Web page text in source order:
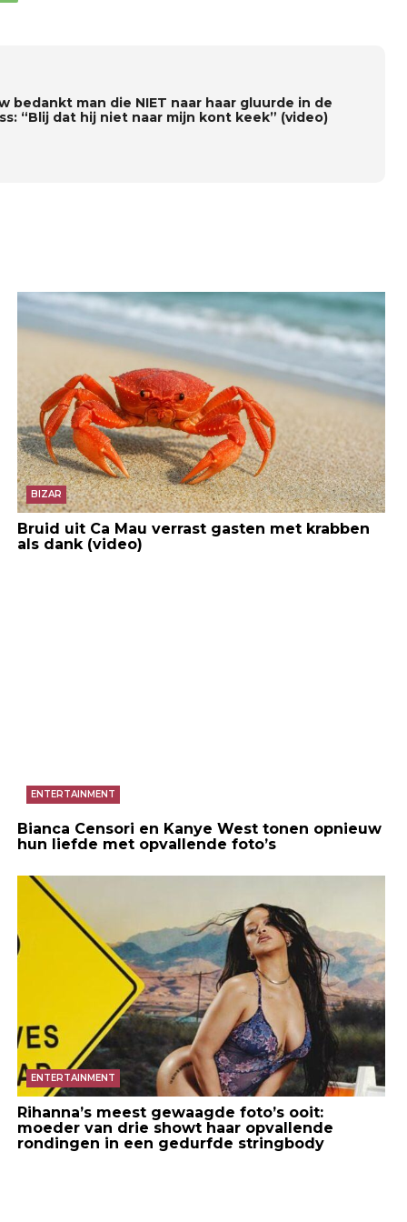
bedankt man die NIET naar haar gluurde in de
“Blij dat hij niet naar mijn kont keek” (video)
BIZAR
Bruid uit Ca Mau verrast gasten met krabben
als dank (video)
ENTERTAINMENT
Bianca Censori en Kanye West tonen opnieuw
hun liefde met opvallende foto’s
ENTERTAINMENT
Rihanna’s meest gewaagde foto’s ooit:
moeder van drie showt haar opvallende
rondingen in een gedurfde stringbody